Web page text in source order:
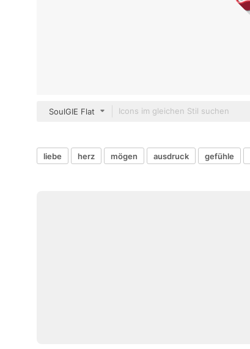
SoulGIE Flat
liebe herz mögen ausdruck gefühle